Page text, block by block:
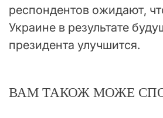
респондентов ожидают,
Украине в результате
президента улучшится.
ВАМ ТАКОЖ МОЖЕ